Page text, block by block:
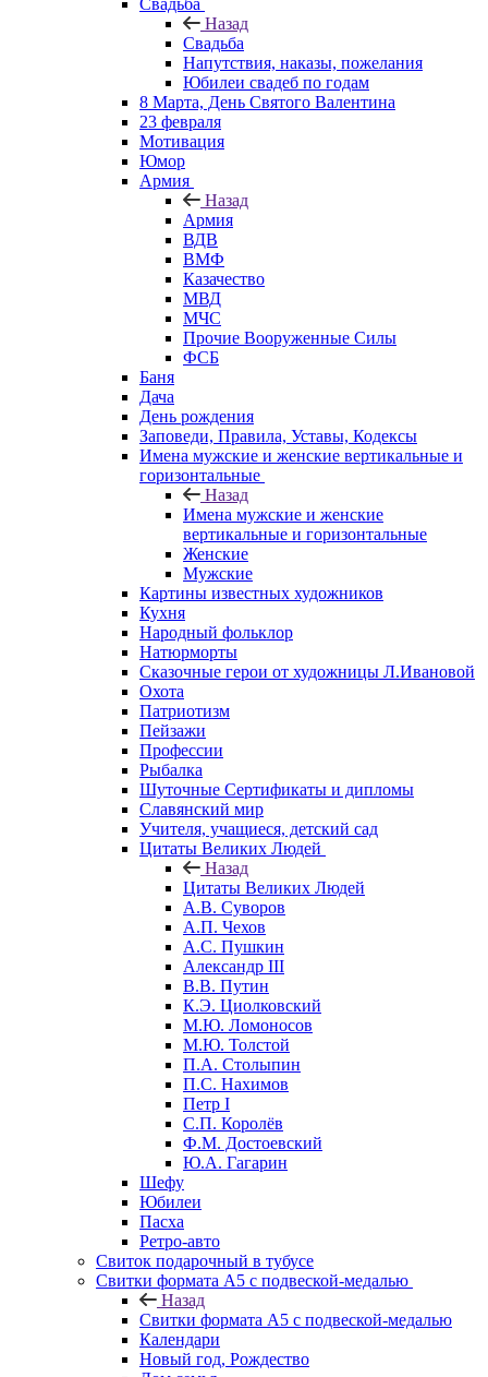
Свадьба
Назад
Свадьба
Напутствия, наказы, пожелания
Юбилеи свадеб по годам
8 Марта, День Святого Валентина
23 февраля
Мотивация
Юмор
Армия
Назад
Армия
ВДВ
ВМФ
Казачество
МВД
МЧС
Прочие Вооруженные Силы
ФСБ
Баня
Дача
День рождения
Заповеди, Правила, Уставы, Кодексы
Имена мужские и женские вертикальные и
горизонтальные
Назад
Имена мужские и женские
вертикальные и горизонтальные
Женские
Мужские
Картины известных художников
Кухня
Народный фольклор
Натюрморты
Сказочные герои от художницы Л.Ивановой
Охота
Патриотизм
Пейзажи
Профессии
Рыбалка
Шуточные Сертификаты и дипломы
Славянский мир
Учителя, учащиеся, детский сад
Цитаты Великих Людей
Назад
Цитаты Великих Людей
А.В. Суворов
А.П. Чехов
А.С. Пушкин
Александр III
В.В. Путин
К.Э. Циолковский
М.Ю. Ломоносов
М.Ю. Толстой
П.А. Столыпин
П.С. Нахимов
Петр I
С.П. Королёв
Ф.М. Достоевский
Ю.А. Гагарин
Шефу
Юбилеи
Пасха
Ретро-авто
Свиток подарочный в тубусе
Свитки формата А5 с подвеской-медалью
Назад
Свитки формата А5 с подвеской-медалью
Календари
Новый год, Рождество